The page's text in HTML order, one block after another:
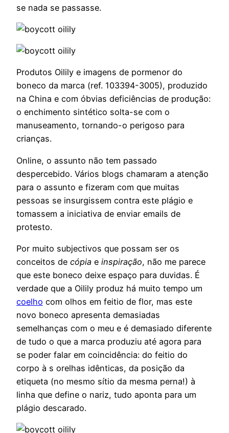
se nada se passasse.
Produtos Oilily e imagens de pormenor do
boneco da marca (ref. 103394-3005), produzido
na China e com óbvias deficiências de produção:
o enchimento sintético solta-se com o
manuseamento, tornando-o perigoso para
crianças.
Online, o assunto não tem passado
despercebido. Vários blogs chamaram a atenção
para o assunto e fizeram com que muitas
pessoas se insurgissem contra este plágio e
tomassem a iniciativa de enviar emails de
protesto.
Por muito subjectivos que possam ser os
conceitos de cópia e inspiração, não me parece
que este boneco deixe espaço para duvidas. É
verdade que a Oilily produz há muito tempo um
coelho com olhos em feitio de flor, mas este
novo boneco apresenta demasiadas
semelhanças com o meu e é demasiado diferente
de tudo o que a marca produziu até agora para
se poder falar em coincidência: do feitio do
corpo à s orelhas idênticas, da posição da
etiqueta (no mesmo sítio da mesma perna!) à
linha que define o nariz, tudo aponta para um
plágio descarado.